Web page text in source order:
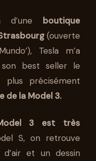
d’une boutique
(ouverte
Tesla m’a
best seller le
précisément
de la Model 3.
3 est très
S, on retrouve
et un dessin